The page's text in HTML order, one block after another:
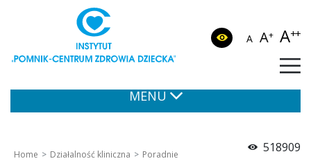
A A+ A++
MENU
Home Działalność kliniczna Poradnie 518909